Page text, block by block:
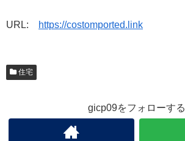
URL: https://costomported.link
住宅
gicp09をフォローする